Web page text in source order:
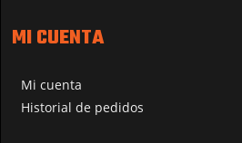
MI CUENTA
Mi cuenta
Historial de pedidos